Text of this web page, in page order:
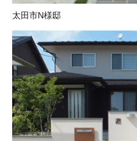
太田市N様邸